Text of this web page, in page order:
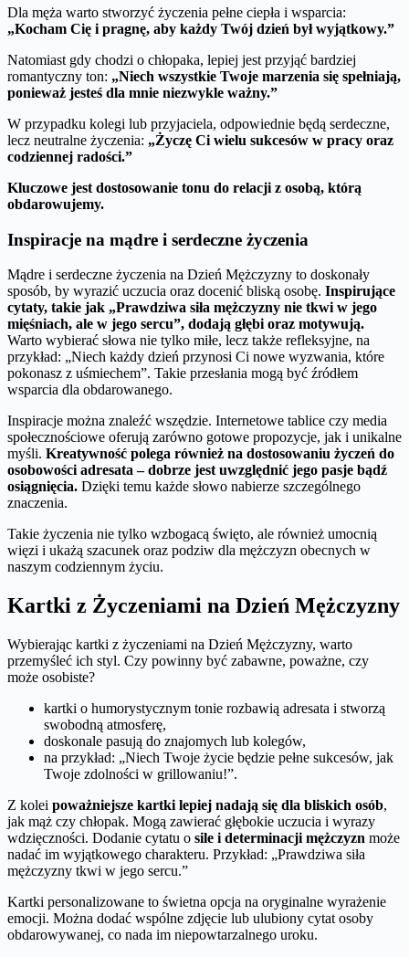
Dla męża warto stworzyć życzenia pełne ciepła i wsparcia:
„Kocham Cię i pragnę, aby każdy Twój dzień był wyjątkowy.”
Natomiast gdy chodzi o chłopaka, lepiej jest przyjąć bardziej
romantyczny ton: „Niech wszystkie Twoje marzenia się spełniają,
ponieważ jesteś dla mnie niezwykle ważny.”
W przypadku kolegi lub przyjaciela, odpowiednie będą serdeczne,
lecz neutralne życzenia: „Życzę Ci wielu sukcesów w pracy oraz
codziennej radości.”
Kluczowe jest dostosowanie tonu do relacji z osobą, którą
obdarowujemy.
Inspiracje na mądre i serdeczne życzenia
Mądre i serdeczne życzenia na Dzień Mężczyzny to doskonały
sposób, by wyrazić uczucia oraz docenić bliską osobę. Inspirujące
cytaty, takie jak „Prawdziwa siła mężczyzny nie tkwi w jego
mięśniach, ale w jego sercu”, dodają głębi oraz motywują.
Warto wybierać słowa nie tylko miłe, lecz także refleksyjne, na
przykład: „Niech każdy dzień przynosi Ci nowe wyzwania, które
pokonasz z uśmiechem”. Takie przesłania mogą być źródłem
wsparcia dla obdarowanego.
Inspiracje można znaleźć wszędzie. Internetowe tablice czy media
społecznościowe oferują zarówno gotowe propozycje, jak i unikalne
myśli. Kreatywność polega również na dostosowaniu życzeń do
osobowości adresata – dobrze jest uwzględnić jego pasje bądź
osiągnięcia. Dzięki temu każde słowo nabierze szczególnego
znaczenia.
Takie życzenia nie tylko wzbogacą święto, ale również umocnią
więzi i ukażą szacunek oraz podziw dla mężczyzn obecnych w
naszym codziennym życiu.
Kartki z Życzeniami na Dzień Mężczyzny
Wybierając kartki z życzeniami na Dzień Mężczyzny, warto
przemyśleć ich styl. Czy powinny być zabawne, poważne, czy
może osobiste?
kartki o humorystycznym tonie rozbawią adresata i stworzą
swobodną atmosferę,
doskonale pasują do znajomych lub kolegów,
na przykład: „Niech Twoje życie będzie pełne sukcesów, jak
Twoje zdolności w grillowaniu!”.
Z kolei poważniejsze kartki lepiej nadają się dla bliskich osób,
jak mąż czy chłopak. Mogą zawierać głębokie uczucia i wyrazy
wdzięczności. Dodanie cytatu o sile i determinacji mężczyzn może
nadać im wyjątkowego charakteru. Przykład: „Prawdziwa siła
mężczyzny tkwi w jego sercu.”
Kartki personalizowane to świetna opcja na oryginalne wyrażenie
emocji. Można dodać wspólne zdjęcie lub ulubiony cytat osoby
obdarowywanej, co nada im niepowtarzalnego uroku.